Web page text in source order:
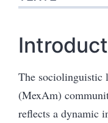
The sociolinguistic
(MexAm)
reflects a dynamic